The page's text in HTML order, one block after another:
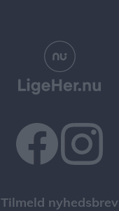
Tilmeld nyhedsbrev